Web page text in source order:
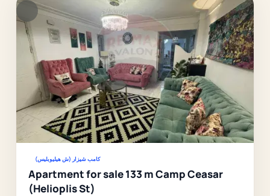
كامب شيزار (ش هيليوبليس)
Apartment for sale 133 m Camp Ceasar
(Helioplis St)